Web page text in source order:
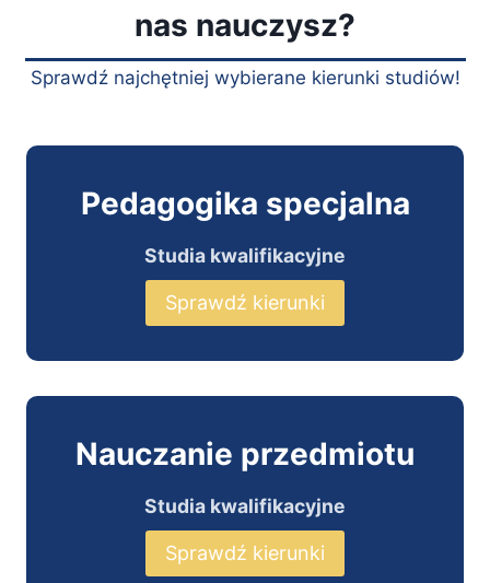
nas nauczysz?
Sprawdź najchętniej wybierane kierunki studiów!
Pedagogika specjalna
Studia kwalifikacyjne
Sprawdź kierunki
Nauczanie przedmiotu
Studia kwalifikacyjne
Sprawdź kierunki